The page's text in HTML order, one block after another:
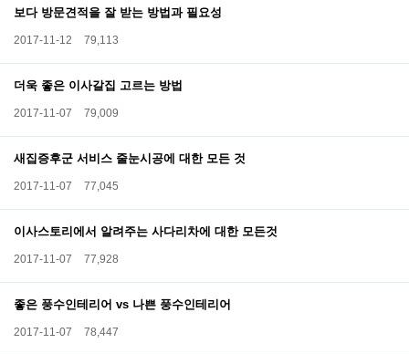
보다 방문견적을 잘 받는 방법과 필요성
2017-11-12 79,113
더욱 좋은 이사갈집 고르는 방법
2017-11-07 79,009
새집증후군 서비스 줄눈시공에 대한 모든 것
2017-11-07 77,045
이사스토리에서 알려주는 사다리차에 대한 모든것
2017-11-07 77,928
좋은 풍수인테리어 vs 나쁜 풍수인테리어
2017-11-07 78,447